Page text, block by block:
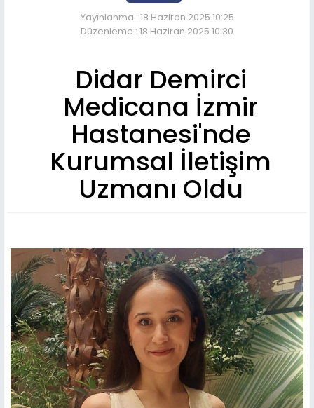
Yayınlanma : 18 Haziran 2025 10:25
Düzenleme : 18 Haziran 2025 10:30
Didar Demirci
Medicana İzmir
Hastanesi'nde
Kurumsal İletişim
Uzmanı Oldu